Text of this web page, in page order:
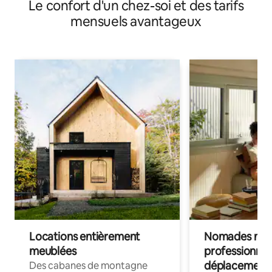
Le confort d'un chez-soi et des tarifs
mensuels avantageux
Locations entièrement
meublées
Des cabanes de montagne
Nomades
déplacement